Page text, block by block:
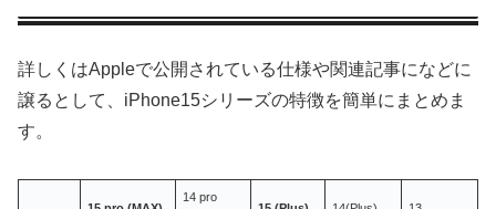
詳しくはAppleで公開されている仕様や関連記事になどに
譲るとして、iPhone15シリーズの特徴を簡単にまとめま
す。
14 pro